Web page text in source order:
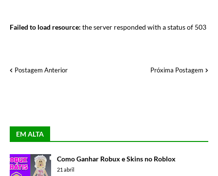
Failed to load resource: the server responded with a status of 503
Postagem Anterior Próxima Postagem
EM ALTA
Como Ganhar Robux e Skins no Roblox
21 abril